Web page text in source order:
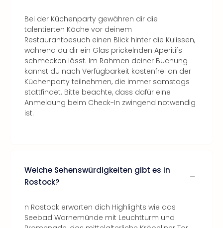
Bei der Küchenparty gewähren dir die
talentierten Köche vor deinem
Restaurantbesuch einen Blick hinter die Kulissen,
während du dir ein Glas prickelnden Aperitifs
schmecken lässt. Im Rahmen deiner Buchung
kannst du nach Verfügbarkeit kostenfrei an der
Küchenparty teilnehmen, die immer samstags
stattfindet. Bitte beachte, dass dafür eine
Anmeldung beim Check-In zwingend notwendig
ist.
Welche Sehenswürdigkeiten gibt es in
Rostock?
n Rostock erwarten dich Highlights wie das
Seebad Warnemünde mit Leuchtturm und